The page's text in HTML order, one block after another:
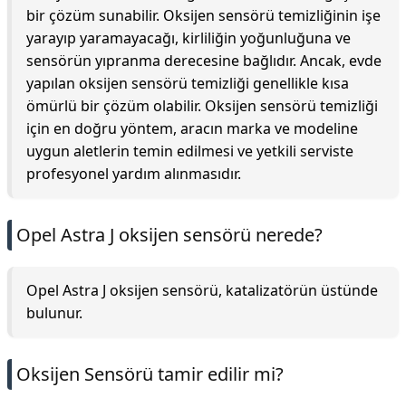
bir çözüm sunabilir. Oksijen sensörü temizliğinin işe
yarayıp yaramayacağı, kirliliğin yoğunluğuna ve
sensörün yıpranma derecesine bağlıdır. Ancak, evde
yapılan oksijen sensörü temizliği genellikle kısa
ömürlü bir çözüm olabilir. Oksijen sensörü temizliği
için en doğru yöntem, aracın marka ve modeline
uygun aletlerin temin edilmesi ve yetkili serviste
profesyonel yardım alınmasıdır.
Opel Astra J oksijen sensörü nerede?
Opel Astra J oksijen sensörü, katalizatörün üstünde
bulunur.
Oksijen Sensörü tamir edilir mi?